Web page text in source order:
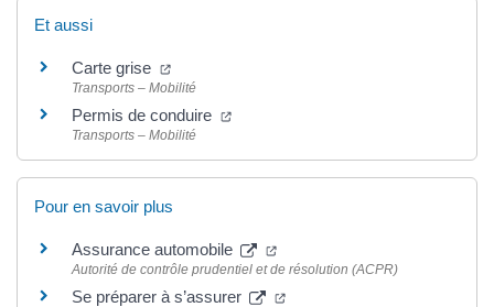
Et aussi
Carte grise
Transports – Mobilité
Permis de conduire
Transports – Mobilité
Pour en savoir plus
Assurance automobile
Autorité de contrôle prudentiel et de résolution (ACPR)
Se préparer à s’assurer